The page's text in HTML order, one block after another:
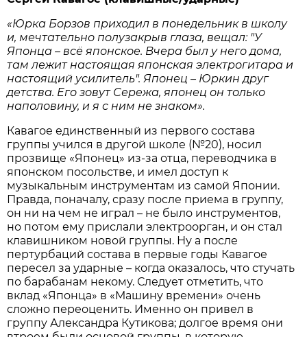
«Юрка Борзов приходил в понедельник в школу
и, мечтательно полузакрыв глаза, вещал: "У
Японца – всё японское. Вчера был у него дома,
там лежит настоящая японская электрогитара и
настоящий усилитель". Японец – Юркин друг
детства. Его зовут Сережа, японец он только
наполовину, и я с ним не знаком».
Кавагое единственный из первого состава
группы учился в другой школе (№20), носил
прозвище «Японец» из-за отца, переводчика в
японском посольстве, и имел доступ к
музыкальным инструментам из самой Японии.
Правда, поначалу, сразу после приема в группу,
он ни на чем не играл – не было инструментов,
но потом ему прислали электроорган, и он стал
клавишником новой группы. Ну а после
пертурбаций состава в первые годы Кавагое
пересел за ударные – когда оказалось, что стучать
по барабанам некому. Следует отметить, что
вклад «Японца» в «Машину времени» очень
сложно переоценить. Именно он привел в
группу Александра Кутикова; долгое время они